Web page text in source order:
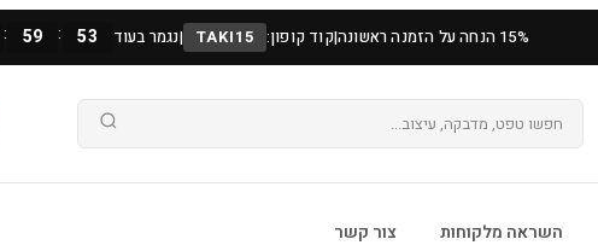
15% הנחה על הזמנה ראשונה |קוד קופון: TAKI15
|נגמר בעוד : 59 : 52
השראה מלקוחות צור קשר